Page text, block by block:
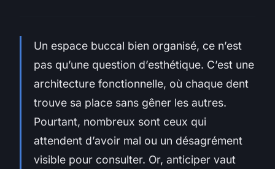
Un espace buccal bien organisé, ce n’est
pas qu’une question d’esthétique. C’est une
architecture fonctionnelle, où chaque dent
trouve sa place sans gêner les autres.
Pourtant, nombreux sont ceux qui
attendent d’avoir mal ou un désagrément
visible pour consulter. Or, anticiper vaut